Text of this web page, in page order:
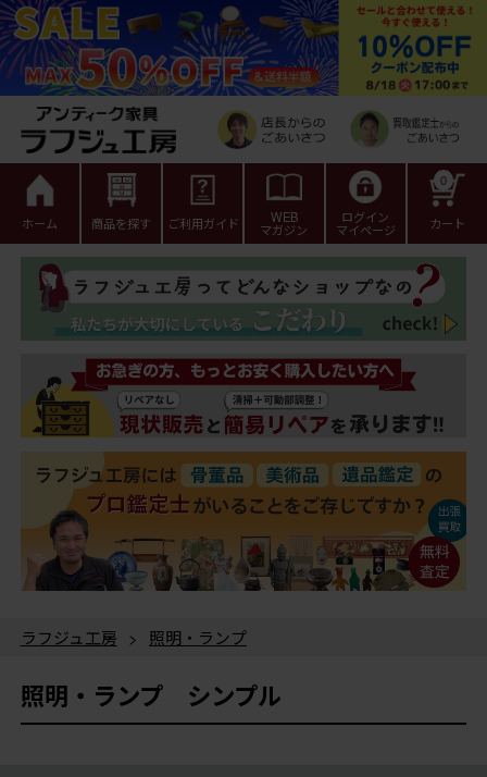
ホーム 商品を探す ご利用ガイド WEB
マガジン
ログイン
マイページ カート
0
ラフジュ工房 > 照明・ランプ
照明・ランプ シンプル